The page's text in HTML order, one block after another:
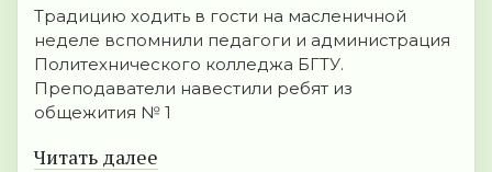
Традицию ходить в гости на масленичной
неделе вспомнили педагоги и администрация
Политехнического колледжа БГТУ.
Преподаватели навестили ребят из
общежития № 1
Читать далее